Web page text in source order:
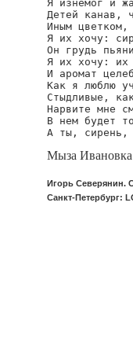
Я изнемог и
Детей канав,
Иным цветком,
Я их хочу:
Он грудь
Я их хочу: их
И аромат
Как я люблю
Стыдливые,
Нарвите мне
В нем будет
А ты, сирень,
Мыза Ивановка
Игорь Северянин.
Санкт-Петербург: